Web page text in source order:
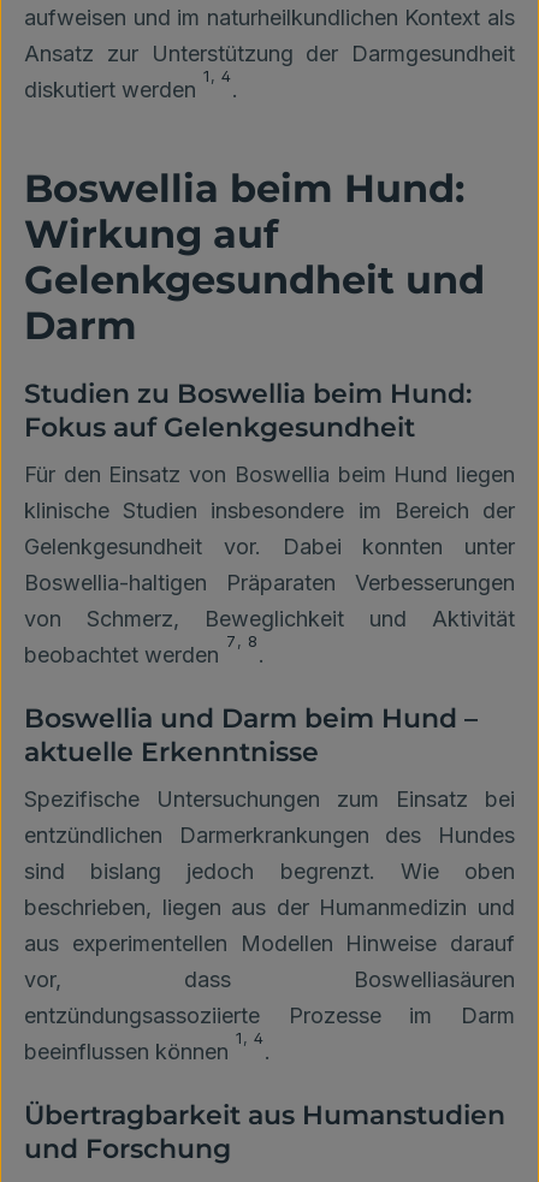
aufweisen und im naturheilkundlichen Kontext als
Ansatz zur Unterstützung der Darmgesundheit
diskutiert werden
1, 4
.
Boswellia beim Hund:
Wirkung auf
Gelenkgesundheit und
Darm
Studien zu Boswellia beim Hund:
Fokus auf Gelenkgesundheit
Für den Einsatz von Boswellia beim Hund liegen
klinische Studien insbesondere im Bereich der
Gelenkgesundheit vor. Dabei konnten unter
Boswellia-haltigen Präparaten Verbesserungen
von Schmerz, Beweglichkeit und Aktivität
beobachtet werden
7, 8
.
Boswellia und Darm beim Hund –
aktuelle Erkenntnisse
Spezifische Untersuchungen zum Einsatz bei
entzündlichen Darmerkrankungen des Hundes
sind bislang jedoch begrenzt. Wie oben
beschrieben, liegen aus der Humanmedizin und
aus experimentellen Modellen Hinweise darauf
vor, dass Boswelliasäuren
entzündungsassoziierte Prozesse im Darm
beeinflussen können
1, 4
.
Übertragbarkeit aus Humanstudien
und Forschung